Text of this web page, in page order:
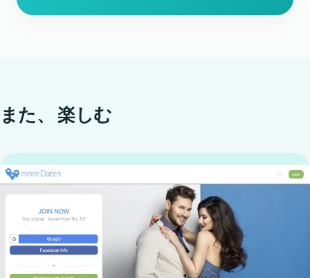
また、楽しむ